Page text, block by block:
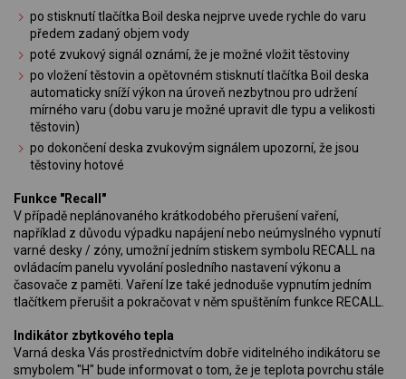
po stisknutí tlačítka Boil deska nejprve uvede rychle do varu
předem zadaný objem vody
poté zvukový signál oznámí, že je možné vložit těstoviny
po vložení těstovin a opětovném stisknutí tlačítka Boil deska
automaticky sníží výkon na úroveň nezbytnou pro udržení
mírného varu (dobu varu je možné upravit dle typu a velikosti
těstovin)
po dokončení deska zvukovým signálem upozorní, že jsou
těstoviny hotové
Funkce "Recall"
V případě neplánovaného krátkodobého přerušení vaření,
například z důvodu výpadku napájení nebo neúmyslného vypnutí
varné desky / zóny, umožní jedním stiskem symbolu RECALL na
ovládacím panelu vyvolání posledního nastavení výkonu a
časovače z paměti. Vaření lze také jednoduše vypnutím jedním
tlačítkem přerušit a pokračovat v něm spuštěním funkce RECALL.
Indikátor zbytkového tepla
Varná deska Vás prostřednictvím dobře viditelného indikátoru se
smybolem "H" bude informovat o tom, že je teplota povrchu stále